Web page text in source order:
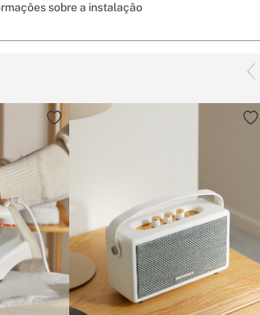
sobre a instalação